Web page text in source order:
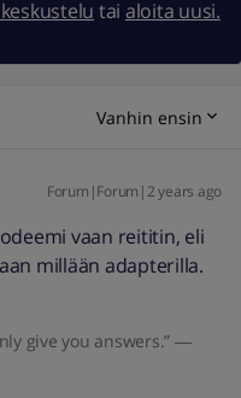
tai aloita uusi.
Vanhin ensin
Forum|Forum|2 years ago
vaan reititin, eli
millään adapterilla.
give you answers.” ―